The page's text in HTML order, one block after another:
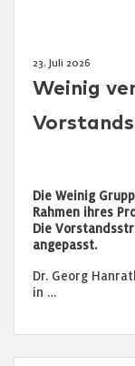
23. Juli 2026
Weinig
Die Weinig
Rahmen ihres
Die
angepasst.
Dr. Georg
in …